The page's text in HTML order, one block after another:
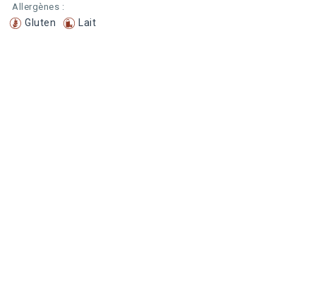
Allergènes :
Gluten Lait